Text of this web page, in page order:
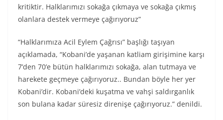
kritiktir. Halklarımızı sokağa çıkmaya ve sokağa çıkmış
olanlara destek vermeye çağırıyoruz”
“Halklarımıza Acil Eylem Çağrısı” başlığı taşıyan
açıklamada, “Kobani’de yaşanan katliam girişimine karşı
7’den 70’e bütün halklarımızı sokağa, alan tutmaya ve
harekete geçmeye çağırıyoruz.. Bundan böyle her yer
Kobani’dir. Kobani’deki kuşatma ve vahşi saldırganlık
son bulana kadar süresiz direnişe çağırıyoruz.” denildi.